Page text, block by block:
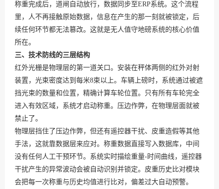
称重完成后，道闸自动放行，数据同步至ERP系统。这个流程
里，人不再接触原始数据，信息在产生的那一刻就被锁定，后
续任何环节都无法篡改。这就是无人值守地磅系统的核心价值
所在。
三、技术防线的三层结构
红外光栅是物理层的第一道关口。安装在秤体两侧的红外对射
装置，光束密度达到每米8束以上。车辆上磅时，系统通过被遮
挡光束的数量和位置，精确计算车轮位置。只有所有车轮完全
进入有效区域，系统才启动称重。压边作弊，在物理层面就被
禁止了。
物理层挡住了压边作弊，但还有遥控器干扰、皮重造假等其他
手法，这就靠数据层来应对。称重数据直接写入数据库，中间
没有任何人工干预环节。系统实时描绘重量-时间曲线，遥控器
干扰产生的异常波动会被自动识别并锁定。皮重历史比对模块
会把每一次称重与历史均值进行比对，偏差过大自动预警。